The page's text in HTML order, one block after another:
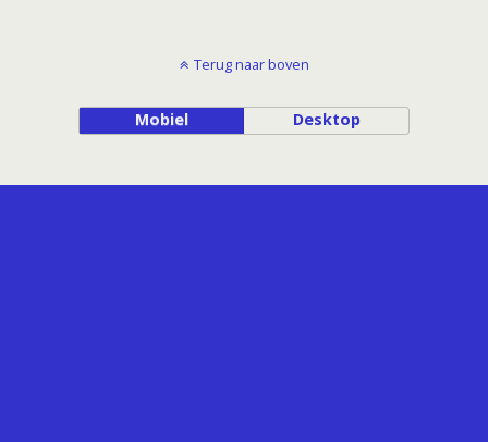
Terug naar boven
Mobiel Desktop